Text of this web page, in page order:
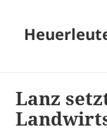
Lanz